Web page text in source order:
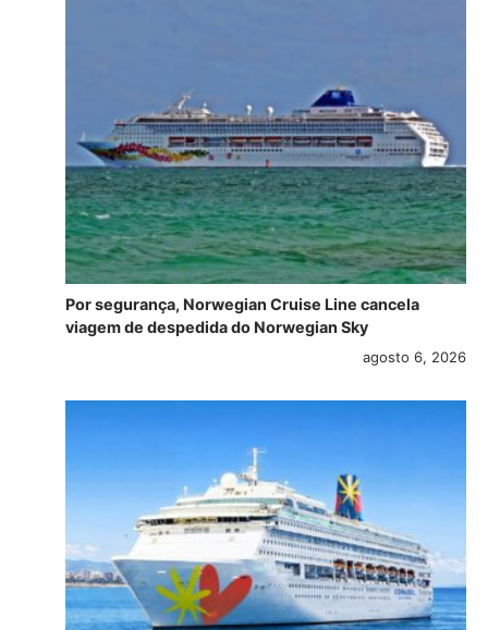
Por segurança, Norwegian Cruise Line cancela
viagem de despedida do Norwegian Sky
agosto 6, 2026